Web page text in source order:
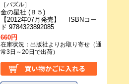
［パズル］
金の星社 (Ｂ５)
【2012年07月発売】 ISBNコー
ド 9784323892085
660円
在庫状況：出版社よりお取り寄せ（通
常3日～20日で出荷）